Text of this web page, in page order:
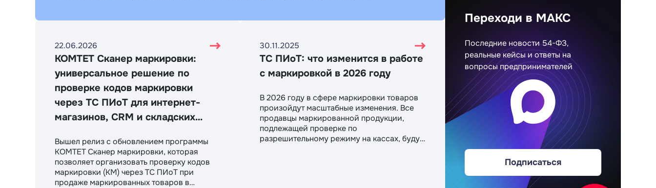
22.06.2026
КОМТЕТ Сканер маркировки:
универсальное решение по
проверке кодов маркировки
через ТС ПИоТ для интернет-
магазинов, CRM и складских
Вышел релиз с обновлением программы
КОМТЕТ Сканер маркировки, которая
позволяет организовать проверку кодов
маркировки (КМ) через ТС ПИоТ при
продаже маркированных товаров в
30.11.2025
ТС ПИоТ: что изменится в работе
с маркировкой в 2026 году
В 2026 году в сфере маркировки товаров
произойдут масштабные изменения. Все
продавцы маркированной продукции,
подлежащей проверке по
разрешительному режиму на кассах, будут
Переходи в МАКС
Последние новости 54-ФЗ,
реальные кейсы и ответы на
вопросы предпринимателей
Подписаться